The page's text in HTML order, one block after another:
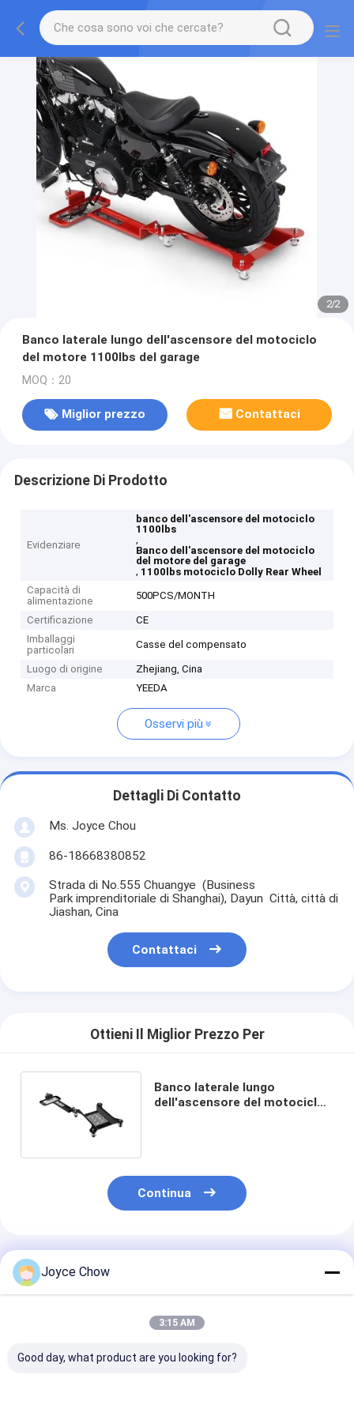
2/2
Banco laterale lungo dell'ascensore del motociclo
del motore 1100lbs del garage
MOQ：20
Miglior prezzo Contattaci
Descrizione Di Prodotto
Evidenziare
banco dell'ascensore del motociclo
1100lbs
,
Banco dell'ascensore del motociclo
del motore del garage
, 1100lbs motociclo Dolly Rear Wheel
Capacità di
alimentazione
500PCS/MONTH
Certificazione
CE
Imballaggi
particolari
Casse del compensato
Luogo di origine
Zhejiang, Cina
Marca
YEEDA
Osservi più
Dettagli Di Contatto
Ms. Joyce Chou
86-18668380852
Strada di No.555 Chuangye (Business
Park imprenditoriale di Shanghai), Dayun Città, città di
Jiashan, Cina
Contattaci
Ottieni Il Miglior Prezzo Per
Banco laterale lungo
dell'ascensore del motociclo
Continua
Prodotti Raccomandati
Joyce Chow
3:15 AM
Good day, what product are you looking for?